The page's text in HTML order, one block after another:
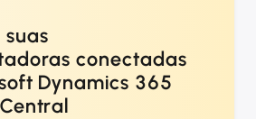
conectadas
Dynamics 365